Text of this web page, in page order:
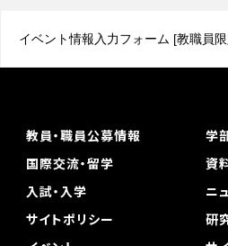
イベント情報入力フォーム [教職員
教員・職員公募情報
学
国際交流・留学
資
入試・入学
ニ
サイトポリシー
研